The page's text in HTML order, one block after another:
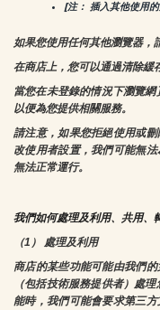
[注： 插入其他使用
如果您使用任何其他瀏覽器，
在商店上，您可以通過清除緩
當您在未登錄的情況下瀏覽
以便為您提供相關服務。
請注意，如果您拒絕使用或
改使用者設置，我們可能無
無法正常運行。
我們如何處理及利用、共用、
（1） 處理及利用
商店的某些功能可能由我們
（包括技術服務提供者）處理
能時，我們可能會要求第三